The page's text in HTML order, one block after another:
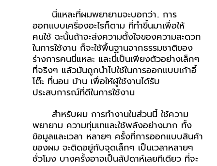
นี่แหละที่ผมพยายามจะบอกว่า.. การ
ออกแบบเครื่องอะไรก็ตาม ที่ทำขึ้นมาเพื่อให้
คนใช้ ฉะนั้นถ้าจะส่งความตั้งใจของความสะดวก
ในการใช้งาน ก็จะใช้พื้นฐานจากธรรมชาติของ
ร่างการคนนี่แหละ และนี่เป็นเพียงตัวอย่างเล็กๆ
ที่จริงๆ แล้วมันถูกนำไปใช้ในการออกแบบเก้าอี้
โต๊ะ ที่นอน บ้าน เพื่อให้ผู้ใช้งานได้รับ
ประสบการณ์ที่ดีในการใช้งาน
สำหรับผม การทำงานในส่วนนี้ ใช้ความ
พยายาม ความทุ่มเทและใช้พลังอย่างมาก ทั้ง
ข้อมูลและเวลา หลายๆ ครั้งที่การออกแบบสินค้า
ของผม จะติดอยู่กับจุดเล็กๆ เป็นเวลาหลายๆ
ชั่วโมง บางครั้งอาจเป็นสัปดาห์เลยทีเดียว ที่จะ